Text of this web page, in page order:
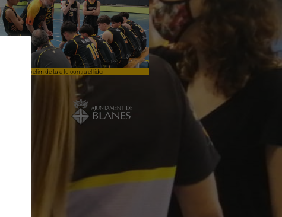
Competim de tu a tu contra el líder